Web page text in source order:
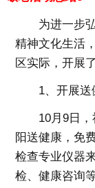
为进一步弘
精神文化生活
区实际，开展
1、开展送
10月9日，
阳送健康，免
检查专业仪器
检、健康咨询